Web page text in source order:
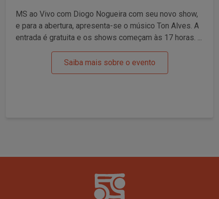
MS ao Vivo com Diogo Nogueira com seu novo show,
e para a abertura, apresenta-se o músico Ton Alves. A
entrada é gratuita e os shows começam às 17 horas. ...
Saiba mais sobre o evento